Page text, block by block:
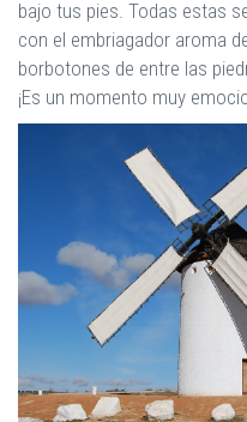
bajo tus pies. Todas estas
con el embriagador aroma
borbotones de entre las
¡Es un momento muy